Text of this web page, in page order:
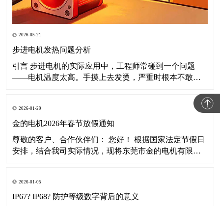
2026-05-21
步进电机发热问题分析
引言 步进电机的实际应用中，工程师常碰到一个问题
——电机温度太高。手摸上去发烫，严重时根本不敢
么后果，以及怎么解决。 一、步进电机发热的原因分析
所谓"电机发烫"，说白了就是运行温度明显超出正常范
围。要讲清楚这个事，得从热平衡说起。 1.1
2026-01-29
金的电机2026年春节放假通知
尊敬的客户、合作伙伴们： 您好！ 根据国家法定节假日
安排，结合我司实际情况，现将东莞市金的电机有限公
月初七星期一）放假，共17天。 2026年2月24日（农历正
月初八星期二
2026-01-05
IP67? IP68? 防护等级数字背后的意义